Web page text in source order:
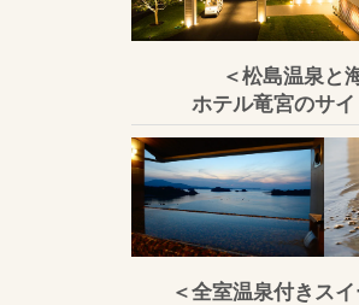
＜松島温泉と
ホテル竜宮のサ
＜全室温泉付きス